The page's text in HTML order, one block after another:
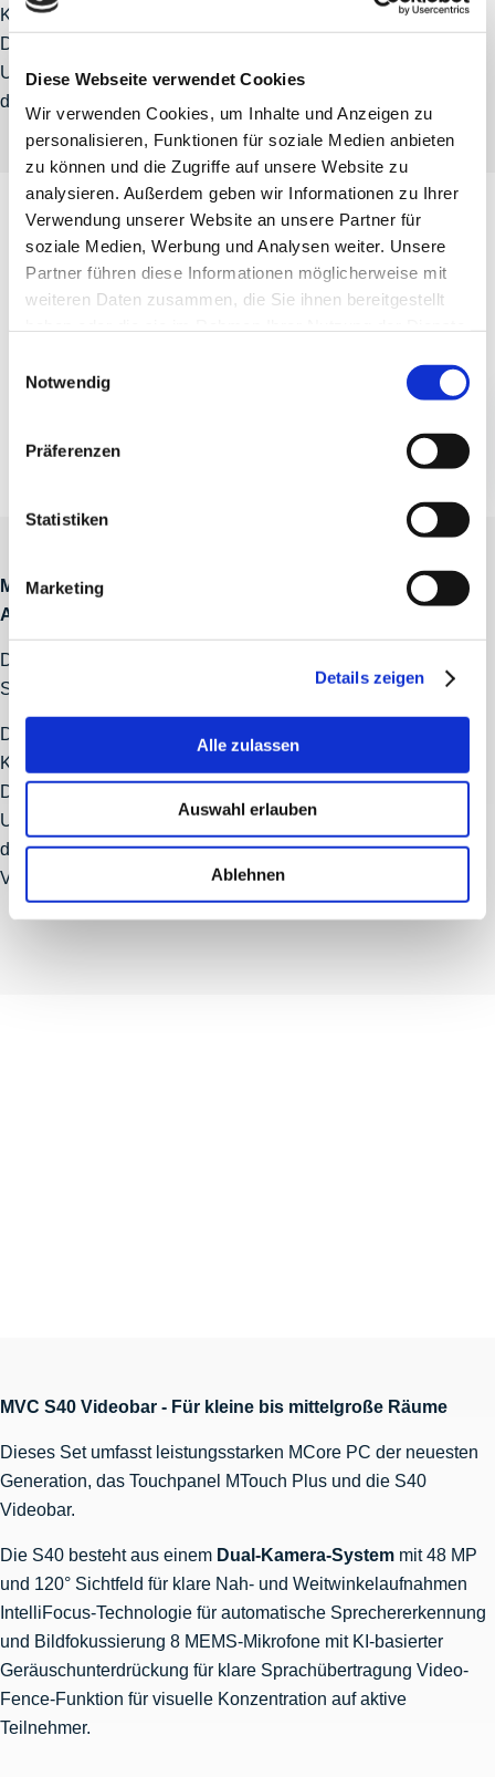
Diese Webseite verwendet Cookies
Wir verwenden Cookies, um Inhalte und Anzeigen zu
personalisieren, Funktionen für soziale Medien anbieten
zu können und die Zugriffe auf unsere Website zu
analysieren. Außerdem geben wir Informationen zu Ihrer
Verwendung unserer Website an unsere Partner für
soziale Medien, Werbung und Analysen weiter. Unsere
Partner führen diese Informationen möglicherweise mit
weiteren Daten zusammen, die Sie ihnen bereitgestellt
Notwendig
Präferenzen
Statistiken
Marketing
Details zeigen
Alle zulassen
Auswahl erlauben
Ablehnen
Kameras dient der optimalen Raumabdeckung; bietet
Dante®- und NDI®-Integration für professionelle AV-
Umgebungen. Erweitert um flexible Mikrofonlösungen ist
dieses Set für große Teilnehmergruppen empfohlen.
MVC S98PTZ-Kamera - Für sehr große Räume und
Auditorien
Dieses Set ist die Erweiterung der MVC S80 um zwei weitere
S80 PTZ Kameras.
Dieses Multi-Kamera-Setup mit 3 x SmartVision 80 PTZ-
Kameras dient der bestmöglichen Raumabdeckung; bietet
Dante®- und NDI®-Integration für professionelle AV-
Umgebungen. Erweitert um flexible Mikrofonlösungen ist
dieses Set ideal für komplexe AV-Setups und hybride
Veranstaltungsräume geeignet.
MVC S40 Videobar - Für kleine bis mittelgroße Räume
Dieses Set umfasst leistungsstarken MCore PC der neuesten
Generation, das Touchpanel MTouch Plus und die S40
Videobar.
Die S40 besteht aus einem Dual-Kamera-System mit 48 MP
und 120° Sichtfeld für klare Nah- und Weitwinkelaufnahmen
IntelliFocus-Technologie für automatische Sprechererkennung
und Bildfokussierung 8 MEMS-Mikrofone mit KI-basierter
Geräuschunterdrückung für klare Sprachübertragung Video-
Fence-Funktion für visuelle Konzentration auf aktive
Teilnehmer.